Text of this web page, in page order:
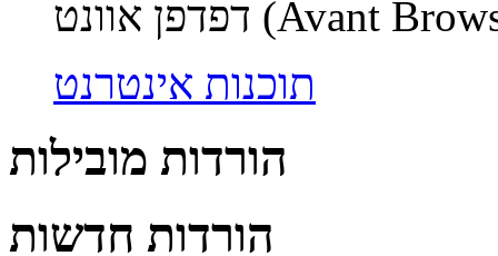
תוכנות אינטרנט
הורדות מובילות
הורדות חדשות